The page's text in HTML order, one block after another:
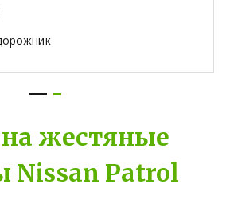
жестяные
Nissan Patrol